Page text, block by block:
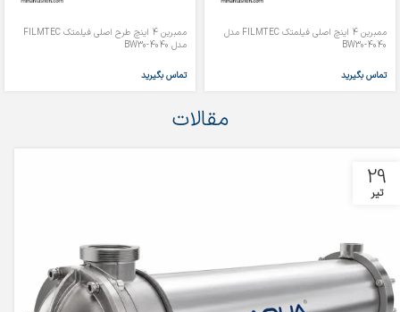
ممبرین 4 اینچ اصلی فیلمتک FILMTEC مدل
BW30-4040
تماس بگیرید
ممبرین 4 اینچ طرح اصلی فیلمتک FILMTEC
مدل BW30-4040
تماس بگیرید
مقالات
29
تیر